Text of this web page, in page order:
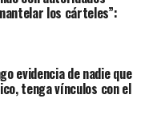
los cárteles”:
evidencia de nadie que
tenga vínculos con el